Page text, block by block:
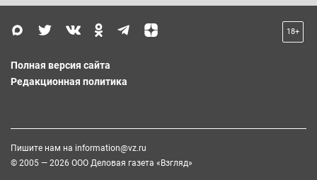
18+
Полная версия сайта
Редакционная политика
Пишите нам на information@vz.ru
© 2005 — 2026 ООО Деловая газета «Взгляд»